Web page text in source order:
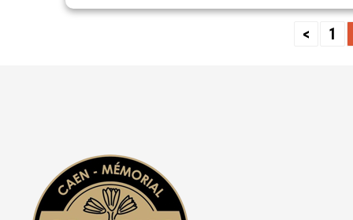
< 1